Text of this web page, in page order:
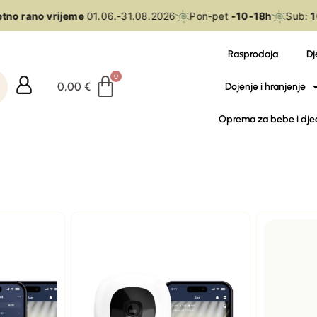
rano vrijeme01.06.-31.08.2026 Pon-pet-10-18h Sub:
0,00€
Rasprodaja
Dojenje i hranjenje
Oprema za bebe i